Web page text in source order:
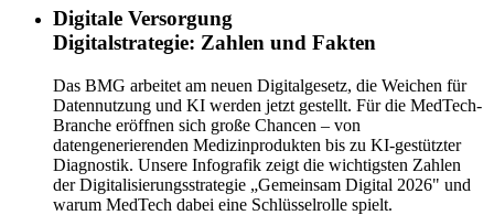
Digitale Versorgung
Digitalstrategie: Zahlen und Fakten
Das BMG arbeitet am neuen Digitalgesetz, die Weichen für
Datennutzung und KI werden jetzt gestellt. Für die MedTech-
Branche eröffnen sich große Chancen – von
datengenerierenden Medizinprodukten bis zu KI-gestützter
Diagnostik. Unsere Infografik zeigt die wichtigsten Zahlen
der Digitalisierungsstrategie „Gemeinsam Digital 2026" und
warum MedTech dabei eine Schlüsselrolle spielt.